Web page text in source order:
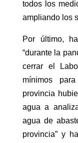
todos los
ampliando los
Por último,
“durante la
cerrar el
mínimos
provincia
agua a
agua de
provincia” y